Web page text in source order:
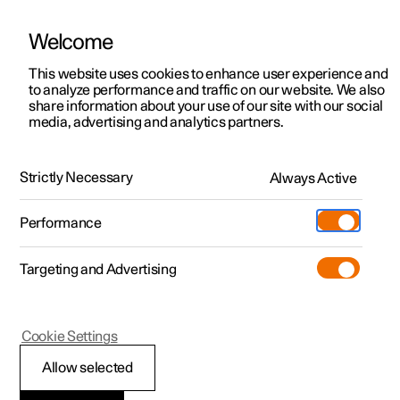
Polestar 2
Polestar 3
Polestar 4
Pre-owned
Shop
Meer
Testrit
Aanbiedingen voor
Testrit
Aanbiedingen voor
Polestar 4 coupé
Ontdek Polestar 4
Testrit
Bekijk onze stockwagens
Aanbiedingen voor
Ontdek Polestar 5
Over pre-owned
Pre-owned aanbiedingen
Aanbiedingen voor particulieren
Aanbiedingen voor
professionelen
Bekijk onze stockwagens
Configureer
Pre-owned
Testrit
Additionals
(Opent in een nieuw venster)
Experiences
Ontmoet ons
Servicepunten
Opladen
Support
HandleidingVideogalerijSoftware-updates
Internetverbinding
Polestar 2
Problemen met de
Welcome
This website uses cookies to enhance user experience and
to analyze performance and traffic on our website. We also
share information about your use of our site with our social
media, advertising and analytics partners.
Strictly Necessary Always Active
Performance
Targeting and Advertising
Allow selected
Cookie Settings